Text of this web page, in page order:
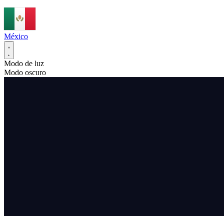
México
Modo de luz
Modo oscuro